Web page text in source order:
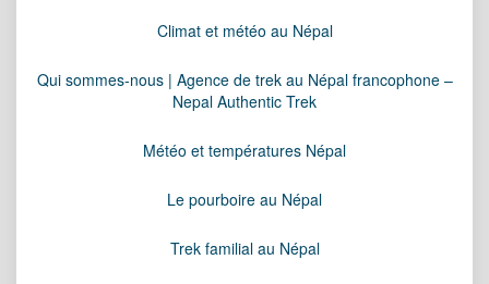
Climat et météo au Népal
Qui sommes-nous | Agence de trek au Népal francophone –
Nepal Authentic Trek
Météo et températures Népal
Le pourboire au Népal
Trek familial au Népal